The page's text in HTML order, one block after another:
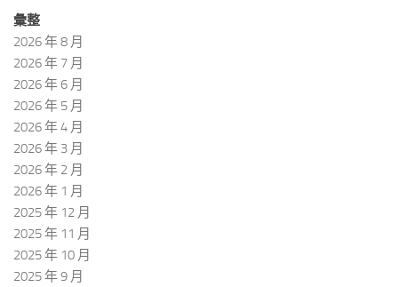
彙整
2026 年 8 月
2026 年 7 月
2026 年 6 月
2026 年 5 月
2026 年 4 月
2026 年 3 月
2026 年 2 月
2026 年 1 月
2025 年 12 月
2025 年 11 月
2025 年 10 月
2025 年 9 月